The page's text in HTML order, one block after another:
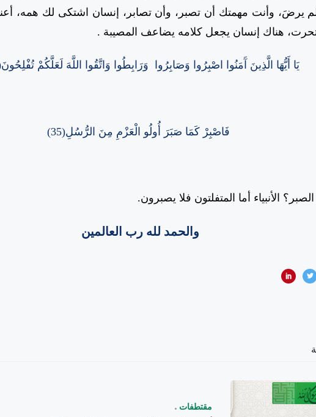
يرضَ، وأنت مهمتك أن تصبر، وأن تصابر، إنسان اشتكى لك همه،
هناك إنسان يجعل كلامه يضاعف المصيبة .
يَا أَيُّهَا الَّذِينَ آَمَنُوا اصْبِرُوا وَصَابِرُوا وَرَابِطُوا وَاتَّقُوا اللَّهَ لَعَلَّكُمْ تُفْلِحُونَ
فَاصْبِرْ كَمَا صَبَرَ أُولُو الْعَزْمِ مِنَ الرُّسُلِ(35)
الأنبياء أما المتفلتون فلا يصبرون.
والحمد لله رب العالمين
مقتطفات